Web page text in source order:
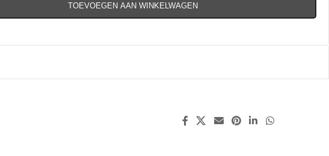
TOEVOEGEN AAN WINKELWAGEN